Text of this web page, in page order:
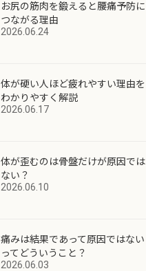
お尻の筋肉を鍛えると腰痛予防に
つながる理由
2026.06.24
体が硬い人ほど疲れやすい理由を
わかりやすく解説
2026.06.17
体が歪むのは骨盤だけが原因では
ない？
2026.06.10
痛みは結果であって原因ではない
ってどういうこと？
2026.06.03